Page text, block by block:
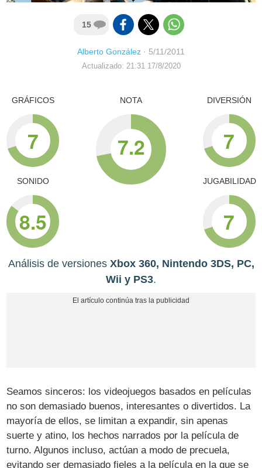
15
Alberto González · 5/11/2011
Actualizado: 21:31 17/8/2020
GRÁFICOS
7
SONIDO
8.5
NOTA
7.2
DIVERSIÓN
7
JUGABILIDAD
7
Análisis de versiones Xbox 360, Nintendo 3DS, PC,
Wii y PS3.
Seamos sinceros: los videojuegos basados en películas
no son demasiado buenos, interesantes o divertidos. La
mayoría de ellos, se limitan a expandir, sin apenas
suerte y atino, los hechos narrados por la película de
turno. Algunos incluso, actúan a modo de precuela,
evitando ser demasiado fieles a la película en la que se